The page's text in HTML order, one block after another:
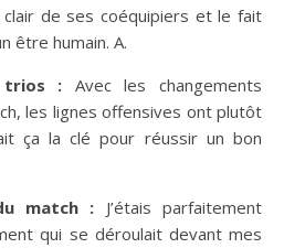
clair de ses coéquipiers et le fait
être humain. A.
trios : Avec les changements
les lignes offensives ont plutôt
ça la clé pour réussir un bon
match : J’étais parfaitement
qui se déroulait devant mes